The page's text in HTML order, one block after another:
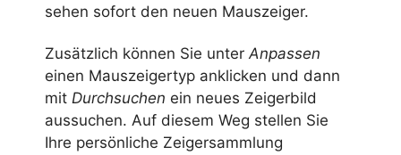
sehen sofort den neuen Mauszeiger.
Zusätzlich können Sie unterAnpassen
einen Mauszeigertyp anklicken und dann
mit Durchsuchen ein neues Zeigerbild
aussuchen. Auf diesem Weg stellen Sie
Ihre persönliche Zeigersammlung